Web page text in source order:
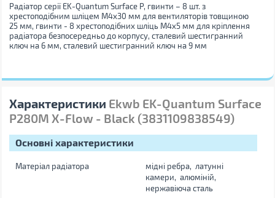
Радіатор серії EK-Quantum Surface P, гвинти – 8 шт. з
хрестоподібним шліцем M4x30 мм для вентиляторів товщиною
25 мм, гвинти - 8 хрестоподібних шліць M4x5 мм для кріплення
радіатора безпосередньо до корпусу, сталевий шестигранний
ключ на 6 мм, сталевий шестигранний ключ на 9 мм
Характеристики Ekwb EK-Quantum Surface
P280M X-Flow - Black (3831109838549)
Основні характеристики
Матеріал радіатора
мідні ребра, латунні
камери, алюміній,
нержавіюча сталь